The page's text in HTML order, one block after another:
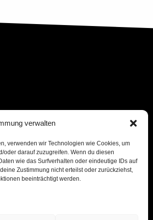
verwalten
verwenden wir Technologien wie Cookies, um
oder darauf zuzugreifen. Wenn du diesen
wie das Surfverhalten oder eindeutige IDs auf
Zustimmung nicht erteilst oder zurückziehst,
beeinträchtigt werden.